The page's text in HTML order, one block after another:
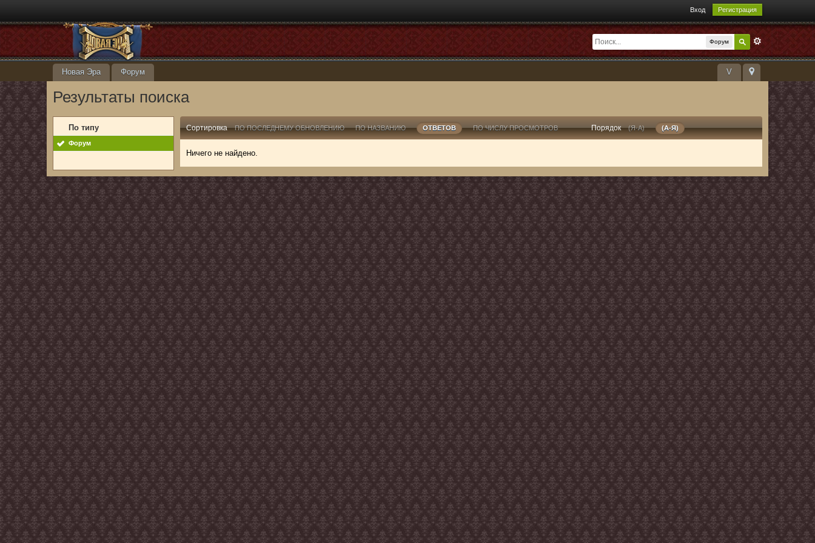
Вход Регистрация
Форум
V
Новая Эра Форум
Результаты поиска
По типу
Форум
Сортировка ПО ПОСЛЕДНЕМУ ОБНОВЛЕНИЮ ПО НАЗВАНИЮ ОТВЕТОВ ПО ЧИСЛУ ПРОСМОТРОВ Порядок (Я-А) (А-Я)
Ничего не найдено.